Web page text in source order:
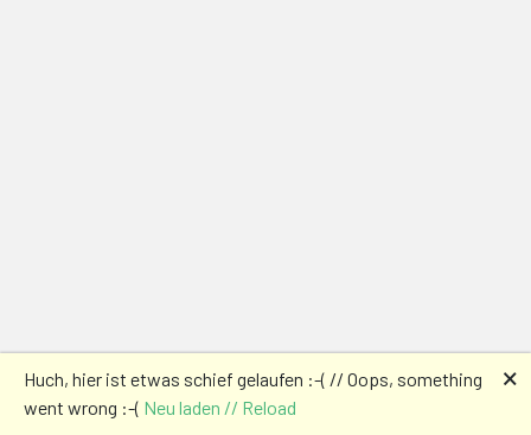
Huch, hier ist etwas schief gelaufen :-( // Oops, something
went wrong :-( Neu laden // Reload
🗙